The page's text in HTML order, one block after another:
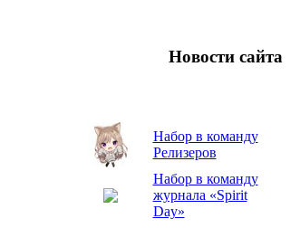
Новости сайта
Набор в команду
Релизеров
Набор в команду
журнала «Spirit
Day»